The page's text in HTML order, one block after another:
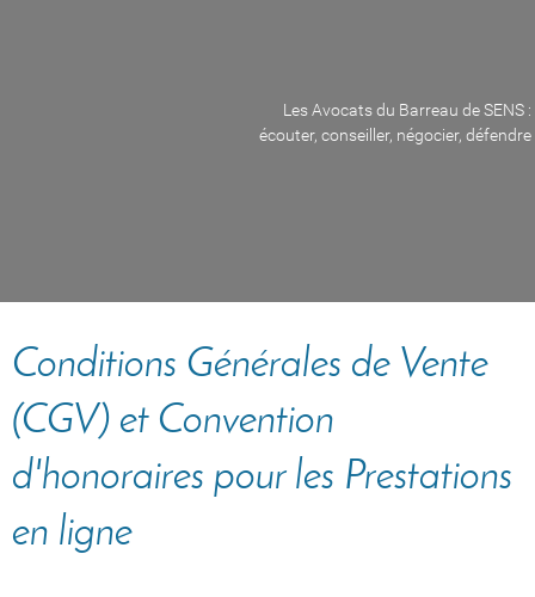
Les Avocats du Barreau de SENS :
écouter, conseiller, négocier, défendre
Conditions Générales de Vente
(CGV) et Convention
d'honoraires pour les Prestations
en ligne